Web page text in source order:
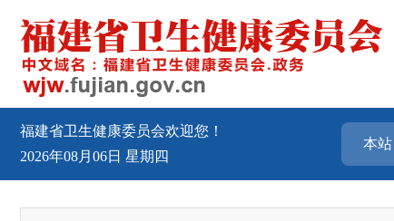
福建省卫生健康委员会欢迎您！
2026年08月06日 星期四